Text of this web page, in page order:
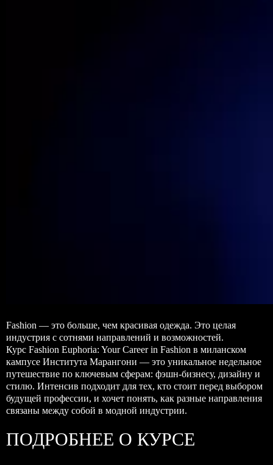
Fashion — это больше, чем красивая одежда. Это целая
индустрия с сотнями направлений и возможностей.
Курс Fashion Euphoria: Your Career in Fashion в миланском
кампусе Института Марангони — это уникальное недельное
путешествие по ключевым сферам: фэшн-бизнесу, дизайну и
стилю. Интенсив подходит для тех, кто стоит перед выбором
будущей профессии, и хочет понять, как разные направления
связаны между собой в модной индустрии.
ПОДРОБНЕЕ О КУРСЕ